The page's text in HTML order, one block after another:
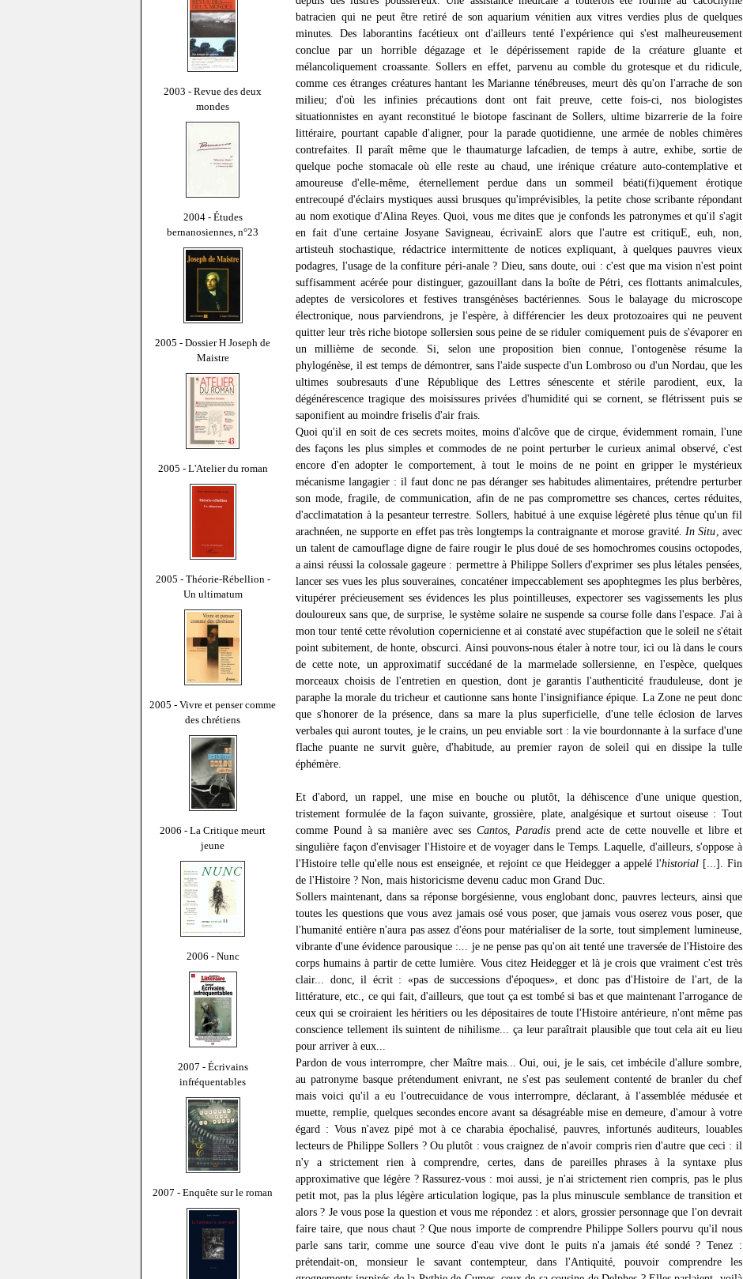
2003 - Revue des deux
mondes
2004 - Études
bernanosiennes, n°23
2005 - Dossier H Joseph de
Maistre
2005 - L'Atelier du roman
2005 - Théorie-Rébellion -
Un ultimatum
2005 - Vivre et penser comme
des chrétiens
2006 - La Critique meurt
jeune
2006 - Nunc
2007 - Écrivains
infréquentables
2007 - Enquête sur le roman
batracien qui ne peut être retiré de son aquarium vénitien aux vitres verdies plus de quelques
minutes. Des laborantins facétieux ont d'ailleurs tenté l'expérience qui s'est malheureusement
conclue par un horrible dégazage et le dépérissement rapide de la créature gluante et
mélancoliquement croassante. Sollers en effet, parvenu au comble du grotesque et du ridicule,
comme ces étranges créatures hantant les Marianne ténébreuses, meurt dès qu'on l'arrache de son
milieu; d'où les infinies précautions dont ont fait preuve, cette fois-ci, nos biologistes
situationnistes en ayant reconstitué le biotope fascinant de Sollers, ultime bizarrerie de la foire
littéraire, pourtant capable d'aligner, pour la parade quotidienne, une armée de nobles chimères
contrefaites. Il paraît même que le thaumaturge lafcadien, de temps à autre, exhibe, sortie de
quelque poche stomacale où elle reste au chaud, une irénique créature auto-contemplative et
amoureuse d'elle-même, éternellement perdue dans un sommeil béati(fi)quement érotique
entrecoupé d'éclairs mystiques aussi brusques qu'imprévisibles, la petite chose scribante répondant
au nom exotique d'Alina Reyes. Quoi, vous me dites que je confonds les patronymes et qu'il s'agit
en fait d'une certaine Josyane Savigneau, écrivainE alors que l'autre est critiquE, euh, non,
artisteuh stochastique, rédactrice intermittente de notices expliquant, à quelques pauvres vieux
podagres, l'usage de la confiture péri-anale ? Dieu, sans doute, oui : c'est que ma vision n'est point
suffisamment acérée pour distinguer, gazouillant dans la boîte de Pétri, ces flottants animalcules,
adeptes de versicolores et festives transgénèses bactériennes. Sous le balayage du microscope
électronique, nous parviendrons, je l'espère, à différencier les deux protozoaires qui ne peuvent
quitter leur très riche biotope sollersien sous peine de se riduler comiquement puis de s'évaporer en
un millième de seconde. Si, selon une proposition bien connue, l'ontogenèse résume la
phylogénèse, il est temps de démontrer, sans l'aide suspecte d'un Lombroso ou d'un Nordau, que les
ultimes soubresauts d'une République des Lettres sénescente et stérile parodient, eux, la
dégénérescence tragique des moisissures privées d'humidité qui se cornent, se flétrissent puis se
saponifient au moindre friselis d'air frais.
Quoi qu'il en soit de ces secrets moites, moins d'alcôve que de cirque, évidemment romain, l'une
des façons les plus simples et commodes de ne point perturber le curieux animal observé, c'est
encore d'en adopter le comportement, à tout le moins de ne point en gripper le mystérieux
mécanisme langagier : il faut donc ne pas déranger ses habitudes alimentaires, prétendre perturber
son mode, fragile, de communication, afin de ne pas compromettre ses chances, certes réduites,
d'acclimatation à la pesanteur terrestre. Sollers, habitué à une exquise légèreté plus ténue qu'un fil
arachnéen, ne supporte en effet pas très longtemps la contraignante et morose gravité. In Situ , avec
un talent de camouflage digne de faire rougir le plus doué de ses homochromes cousins octopodes,
a ainsi réussi la colossale gageure : permettre à Philippe Sollers d'exprimer ses plus létales pensées,
lancer ses vues les plus souveraines, concaténer impeccablement ses apophtegmes les plus berbères,
vitupérer précieusement ses évidences les plus pointilleuses, expectorer ses vagissements les plus
douloureux sans que, de surprise, le système solaire ne suspende sa course folle dans l'espace. J'ai à
mon tour tenté cette révolution copernicienne et ai constaté avec stupéfaction que le soleil ne s'était
point subitement, de honte, obscurci. Ainsi pouvons-nous étaler à notre tour, ici ou là dans le cours
de cette note, un approximatif succédané de la marmelade sollersienne, en l'espèce, quelques
morceaux choisis de l'entretien en question, dont je garantis l'authenticité frauduleuse, dont je
paraphe la morale du tricheur et cautionne sans honte l'insignifiance épique. La Zone ne peut donc
que s'honorer de la présence, dans sa mare la plus superficielle, d'une telle éclosion de larves
verbales qui auront toutes, je le crains, un peu enviable sort : la vie bourdonnante à la surface d'une
flache puante ne survit guère, d'habitude, au premier rayon de soleil qui en dissipe la tulle
éphémère.
Et d'abord, un rappel, une mise en bouche ou plutôt, la déhiscence d'une unique question,
tristement formulée de la façon suivante, grossière, plate, analgésique et surtout oiseuse : Tout
comme Pound à sa manière avec ses Cantos, Paradis prend acte de cette nouvelle et libre et
singulière façon d'envisager l'Histoire et de voyager dans le Temps. Laquelle, d'ailleurs, s'oppose à
l'Histoire telle qu'elle nous est enseignée, et rejoint ce que Heidegger a appelé l'historial[...]. Fin
de l'Histoire ? Non, mais historicisme devenu caduc mon Grand Duc.
Sollers maintenant, dans sa réponse borgésienne, vous englobant donc, pauvres lecteurs, ainsi que
toutes les questions que vous avez jamais osé vous poser, que jamais vous oserez vous poser, que
l'humanité entière n'aura pas assez d'éons pour matérialiser de la sorte, tout simplement lumineuse,
vibrante d'une évidence parousique :... je ne pense pas qu'on ait tenté une traversée de l'Histoire des
corps humains à partir de cette lumière. Vous citez Heidegger et là je crois que vraiment c'est très
clair... donc, il écrit : «pas de successions d'époques», et donc pas d'Histoire de l'art, de la
littérature, etc., ce qui fait, d'ailleurs, que tout ça est tombé si bas et que maintenant l'arrogance de
ceux qui se croiraient les héritiers ou les dépositaires de toute l'Histoire antérieure, n'ont même pas
conscience tellement ils suintent de nihilisme... ça leur paraîtrait plausible que tout cela ait eu lieu
pour arriver à eux...
Pardon de vous interrompre, cher Maître mais... Oui, oui, je le sais, cet imbécile d'allure sombre,
au patronyme basque prétendument enivrant, ne s'est pas seulement contenté de branler du chef
mais voici qu'il a eu l'outrecuidance de vous interrompre, déclarant, à l'assemblée médusée et
muette, remplie, quelques secondes encore avant sa désagréable mise en demeure, d'amour à votre
égard : Vous n'avez pipé mot à ce charabia épochalisé, pauvres, infortunés auditeurs, louables
lecteurs de Philippe Sollers ? Ou plutôt : vous craignez de n'avoir compris rien d'autre que ceci : il
n'y a strictement rien à comprendre, certes, dans de pareilles phrases à la syntaxe plus
approximative que légère ? Rassurez-vous : moi aussi, je n'ai strictement rien compris, pas le plus
petit mot, pas la plus légère articulation logique, pas la plus minuscule semblance de transition et
alors ? Je vous pose la question et vous me répondez : et alors, grossier personnage que l'on devrait
faire taire, que nous chaut ? Que nous importe de comprendre Philippe Sollers pourvu qu'il nous
parle sans tarir, comme une source d'eau vive dont le puits n'a jamais été sondé ? Tenez :
prétendait-on, monsieur le savant contempteur, dans l'Antiquité, pouvoir comprendre les